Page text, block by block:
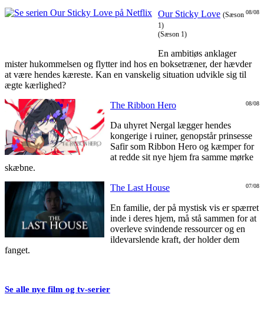
08/08
Our Sticky Love (Sæson
1)
(Sæson 1)
En ambitiøs anklager
mister hukommelsen og flytter ind hos en boksetræner, der hævder
at være hendes kæreste. Kan en vanskelig situation udvikle sig til
ægte kærlighed?
08/08
The Ribbon Hero
Da uhyret Nergal lægger hendes
kongerige i ruiner, genopstår prinsesse
Safir som Ribbon Hero og kæmper for
at redde sit nye hjem fra samme mørke
skæbne.
07/08
The Last House
En familie, der på mystisk vis er spærret
inde i deres hjem, må stå sammen for at
overleve svindende ressourcer og en
ildevarslende kraft, der holder dem
fanget.
Se alle nye film og tv-serier